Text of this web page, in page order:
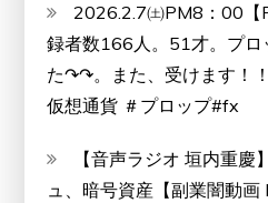
2026.2.7㈯PM8：00【
録者数166人。51才。プロ
た↷↷。また、受けます！
仮想通貨 ＃プロップ#fx
【音声ラジオ 垣内重
ュ、暗号資産【副業闇動画